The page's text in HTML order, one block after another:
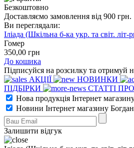
Безкоштовно
Доставляємо замовлення від 900 грн.
Ви переглядали:
Іліада (Шкільна б-ка укр. та світ. літ-
Гомер
350,00 грн
До кошика
Підписуйся на розсилку та отримуй
АКЦІЇ
НОВИНКИ
ПІДБІРКИ
СТАТТІ
Нова продукція Інтернет
Новини Інтернет магазину Богдан
Залишити відгук